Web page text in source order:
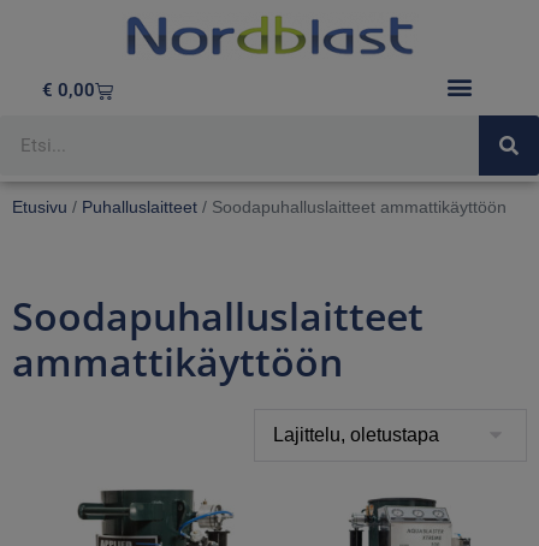
€ 0,00
Etusivu / Puhalluslaitteet / Soodapuhalluslaitteet ammattikäyttöön
Soodapuhalluslaitteet
ammattikäyttöön